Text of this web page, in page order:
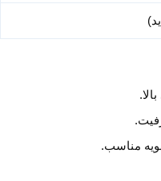
مناسب.